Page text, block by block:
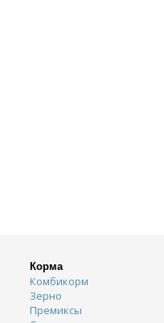
Корма
Комбикорм
Зерно
Премиксы